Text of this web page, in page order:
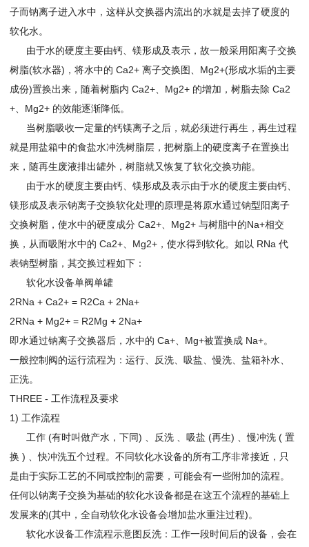
子而钠离子进入水中，这样从交换器内流出的水就是去掉了硬度的
软化水。
由于水的硬度主要由钙、镁形成及表示，故一般采用阳离子交换
树脂(软水器)，将水中的 Ca2+ 离子交换图、Mg2+(形成水垢的主要
成份)置换出来，随着树脂内 Ca2+、Mg2+ 的增加，树脂去除 Ca2
+、Mg2+ 的效能逐渐降低。
当树脂吸收一定量的钙镁离子之后，就必须进行再生，再生过程
就是用盐箱中的食盐水冲洗树脂层，把树脂上的硬度离子在置换出
来，随再生废液排出罐外，树脂就又恢复了软化交换功能。
由于水的硬度主要由钙、镁形成及表示由于水的硬度主要由钙、
镁形成及表示钠离子交换软化处理的原理是将原水通过钠型阳离子
交换树脂，使水中的硬度成分 Ca2+、Mg2+ 与树脂中的Na+相交
换，从而吸附水中的 Ca2+、Mg2+，使水得到软化。如以 RNa 代
表钠型树脂，其交换过程如下：
软化水设备单阀单罐
2RNa + Ca2+ = R2Ca + 2Na+
2RNa + Mg2+ = R2Mg + 2Na+
即水通过钠离子交换器后，水中的 Ca+、Mg+被置换成 Na+。
一般控制阀的运行流程为：运行、反洗、吸盐、慢洗、盐箱补水、
正洗。
THREE - 工作流程及要求
1) 工作流程
工作 (有时叫做产水，下同) 、反洗 、吸盐 (再生) 、慢冲洗 ( 置
换 ) 、快冲洗五个过程。不同软化水设备的所有工序非常接近，只
是由于实际工艺的不同或控制的需要，可能会有一些附加的流程。
任何以钠离子交换为基础的软化水设备都是在这五个流程的基础上
发展来的(其中，全自动软化水设备会增加盐水重注过程)。
软化水设备工作流程示意图反洗：工作一段时间后的设备，会在